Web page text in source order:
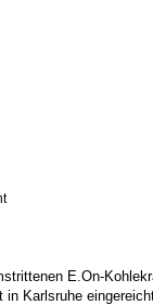
E.On-
Karlsruhe